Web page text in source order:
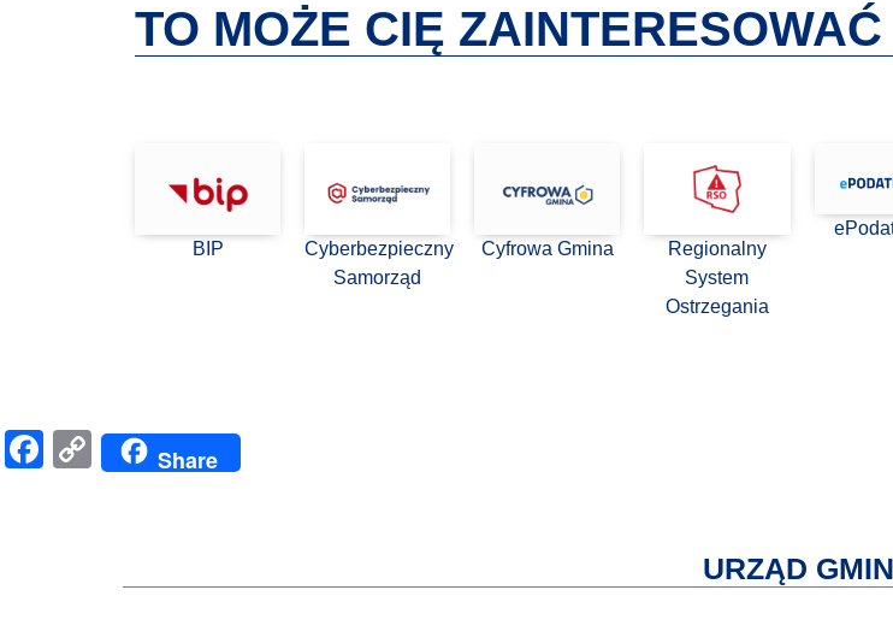
TO MOŻE CIĘ ZAINTERESOWAĆ
BIP
Cyberbezpieczny
Samorząd
Cyfrowa Gmina
Regionalny
System
Ostrzegania
Facebook
CopyShare
URZĄD